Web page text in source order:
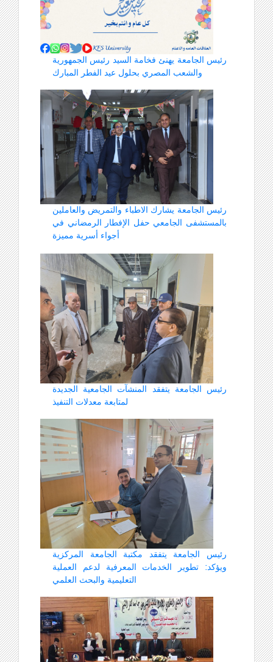
رئيس الجامعة يهنئ فخامة السيد رئيس الجمهورية
والشعب المصري بحلول عيد الفطر المبارك
رئيس الجامعة يشارك الاطباء والتمريض والعاملين
بالمستشفى الجامعي حفل الإفطار الرمضاني في
أجواء أسرية مميزة
رئيس الجامعة يتفقد المنشآت الجامعية الجديدة
لمتابعة معدلات التنفيذ
رئيس الجامعة يتفقد مكتبة الجامعة المركزية
ويؤكد: تطوير الخدمات المعرفية لدعم العملية
التعليمية والبحث العلمي